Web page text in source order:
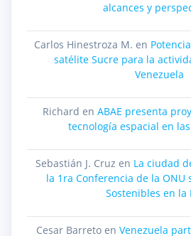
alcances y
Carlos Hinestroza M. en
satélite Sucre para la
Venezuela
Richard en ABAE presenta
tecnología espacial en las
Sebastián J. Cruz en La ciudad
la 1ra Conferencia de la ONU
Sostenibles en la
Cesar Barretoen Venezuela